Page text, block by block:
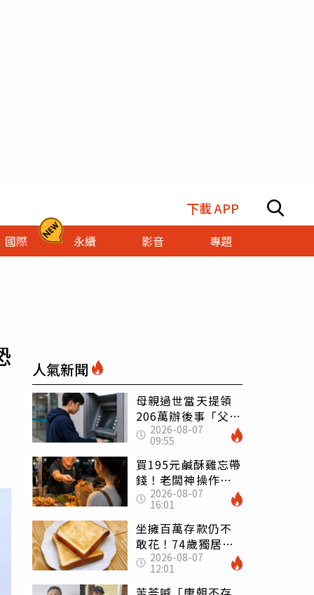
下載 APP
國際 永續 影音 專題
人氣新聞
母親過世當天提領
206萬辦後事「父子
遭判刑」 律師：
搶錢先下手是罪
2026-08-07
09:55
買195元鹹酥雞忘帶
錢！老闆神操作
「倒找5元」 全網
看哭：這就是台灣
2026-08-07
16:01
坐擁百萬存款仍不
敢花！74歲獨居翁
「1餐只吃1片吐
司」 半年後暴瘦
嚇壞女兒
2026-08-07
12:01